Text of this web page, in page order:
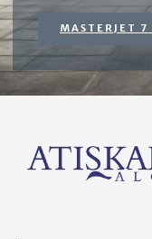
MASTERJET